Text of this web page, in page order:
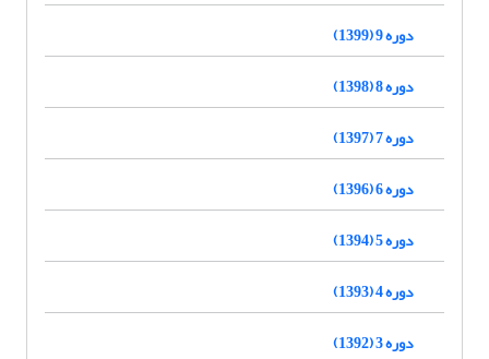
دوره 9 (1399)
دوره 8 (1398)
دوره 7 (1397)
دوره 6 (1396)
دوره 5 (1394)
دوره 4 (1393)
دوره 3 (1392)